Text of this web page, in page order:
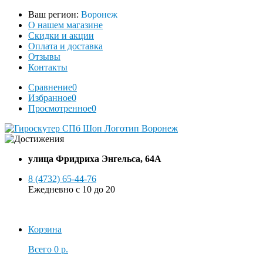
Ваш регион: Воронеж
О нашем магазине
Скидки и акции
Оплата и доставка
Отзывы
Контакты
Сравнение0
Избранное0
Просмотренное0
улица Фридриха Энгельса, 64А
8 (4732) 65-44-76
Ежедневно с 10 до 20
Корзина
Всего 0 р.